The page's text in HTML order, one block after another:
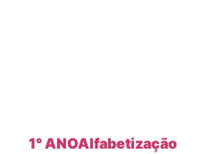
1° ANOAlfabetização